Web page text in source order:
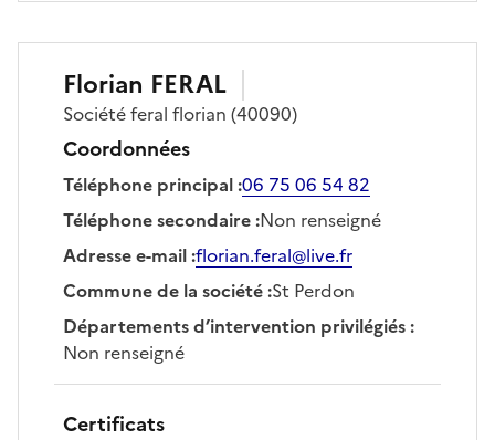
Florian FERAL
Sociétéferal florian (40090)
Coordonnées
Téléphone principal:06 75 06 54 82
Téléphone secondaire:Non renseigné
Adresse e-mail:florian.feral@live.fr
Commune de la société:St Perdon
Départements d’intervention privilégiés:
Non renseigné
Certificats